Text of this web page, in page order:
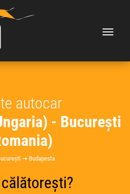
autocar
- București
➞ Budapesta